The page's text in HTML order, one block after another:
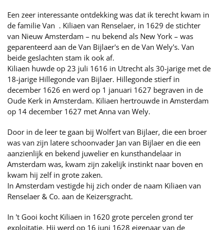
Een zeer interessante ontdekking was dat ik terecht kwam in
de familie Van . Kiliaen van Renselaer, in 1629 de stichter
van Nieuw Amsterdam – nu bekend als New York – was
geparenteerd aan de Van Bijlaer's en de Van Wely's. Van
beide geslachten stam ik ook af.
Kiliaen huwde op 23 juli 1616 in Utrecht als 30-jarige met de
18-jarige Hillegonde van Bijlaer. Hillegonde stierf in
december 1626 en werd op 1 januari 1627 begraven in de
Oude Kerk in Amsterdam. Kiliaen hertrouwde in Amsterdam
op 14 december 1627 met Anna van Wely.
Door in de leer te gaan bij Wolfert van Bijlaer, die een broer
was van zijn latere schoonvader Jan van Bijlaer en die een
aanzienlijk en bekend juwelier en kunsthandelaar in
Amsterdam was, kwam zijn zakelijk instinkt naar boven en
kwam hij zelf in grote zaken.
In Amsterdam vestigde hij zich onder de naam Kiliaen van
Renselaer & Co. aan de Keizersgracht.
In 't Gooi kocht Kiliaen in 1620 grote percelen grond ter
exploitatie. Hij werd op 16 juni 1628 eigenaar van de